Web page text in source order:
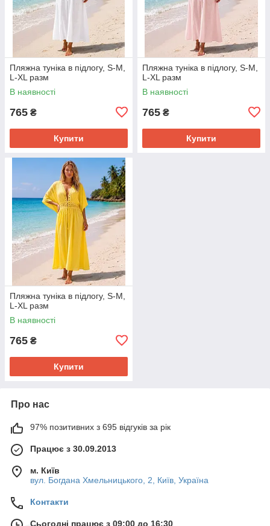
Пляжна туніка в підлогу, S-M,
L-XL разм
В наявності
765 ₴
Купити
Пляжна туніка в підлогу, S-M,
L-XL разм
В наявності
765 ₴
Купити
Пляжна туніка в підлогу, S-M,
L-XL разм
В наявності
765 ₴
Купити
Про нас
97% позитивних з 695 відгуків за рік
Працює з 30.09.2013
м. Київ
вул. Богдана Хмельницького, 2, Київ, Україна
Контакти
Сьогодні працює з 09:00 до 16:30